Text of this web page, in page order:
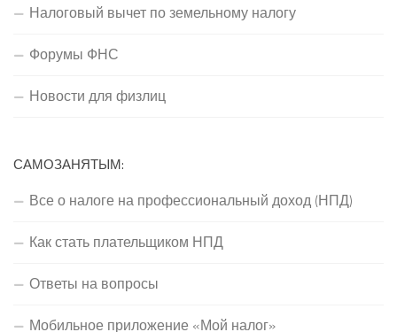
Налоговый вычет по земельному налогу
Форумы ФНС
Новости для физлиц
САМОЗАНЯТЫМ:
Все о налоге на профессиональный доход (НПД)
Как стать плательщиком НПД
Ответы на вопросы
Мобильное приложение «Мой налог»